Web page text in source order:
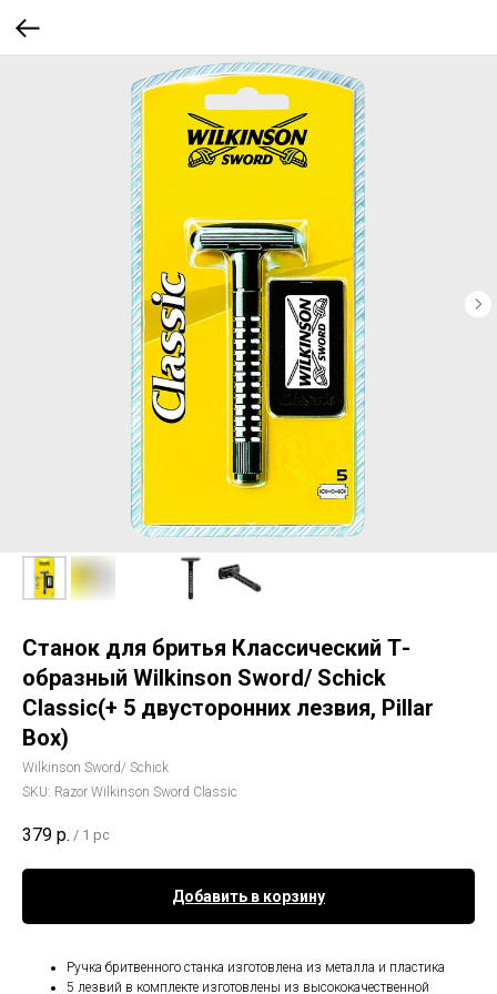
Станок для бритья Классический Т-
образный Wilkinson Sword/ Schick
Classic(+ 5 двусторонних лезвия, Pillar
Box)
Wilkinson Sword/ Schick
SKU: Razor Wilkinson Sword Classic
379 р. / 1 pc
Добавить в корзину
Ручка бритвенного станка изготовлена из металла и пластика
5 лезвий в комплекте изготовлены из высококачественной